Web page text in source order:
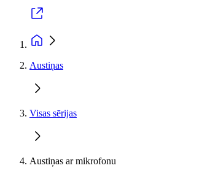
Austiņas
Visas sērijas
Austiņas ar mikrofonu